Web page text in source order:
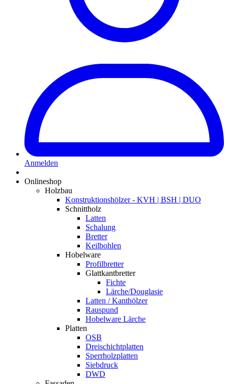
Anmelden
Onlineshop
Holzbau
Konstruktionshölzer - KVH | BSH | DUO
Schnittholz
Latten
Schalung
Bretter
Keilbohlen
Hobelware
Profilbretter
Glattkantbretter
Fichte
Lärche/Douglasie
Latten / Kanthölzer
Rauspund
Hobelware Lärche
Platten
OSB
Dreischichtplatten
Sperrholzplatten
Siebdruck
DWD